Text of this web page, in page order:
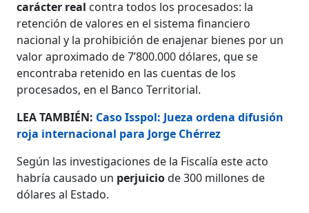
carácter real contra todos los procesados: la
retención de valores en el sistema financiero
nacional y la prohibición de enajenar bienes por un
valor aproximado de 7’800.000 dólares, que se
encontraba retenido en las cuentas de los
procesados, en el Banco Territorial.
LEA TAMBIÉN: Caso Isspol: Jueza ordena difusión
roja internacional para Jorge Chérrez
Según las investigaciones de la Fiscalía este acto
habría causado un perjuiciode 300 millones de
dólares al Estado.